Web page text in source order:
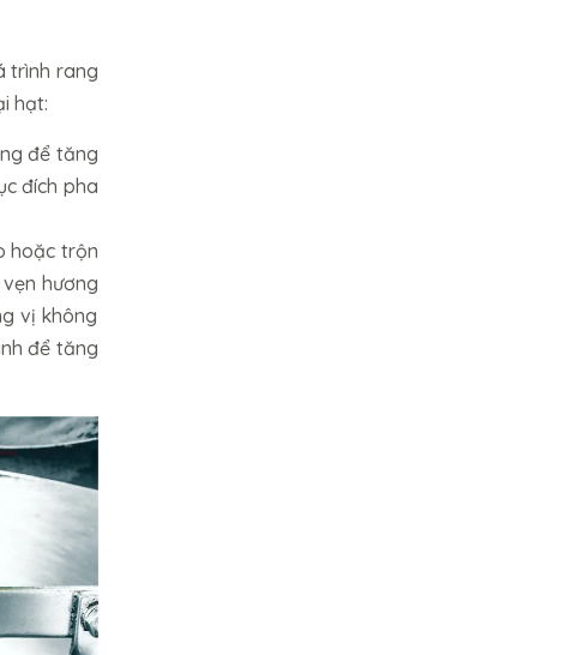
trình rang
hạt:
để tăng
đích pha
hoặc trộn
hương
vị không
để tăng